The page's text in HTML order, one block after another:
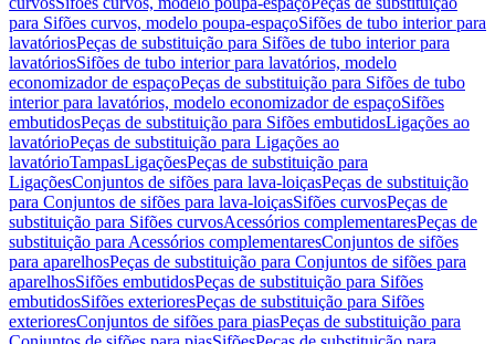
para Sifões curvos, modelo poupa-espaçoSifões de tubo interior para
lavatóriosPeças de substituição para Sifões de tubo interior para
lavatóriosSifões de tubo interior para lavatórios, modelo
economizador de espaçoPeças de substituição para Sifões de tubo
interior para lavatórios, modelo economizador de espaçoSifões
embutidosPeças de substituição para Sifões embutidosLigações ao
lavatórioPeças de substituição para Ligações ao
lavatórioTampasLigaçõesPeças de substituição para
LigaçõesConjuntos de sifões para lava-loiçasPeças de substituição
para Conjuntos de sifões para lava-loiçasSifões curvosPeças de
substituição para Sifões curvosAcessórios complementaresPeças de
substituição para Acessórios complementaresConjuntos de sifões
para aparelhosPeças de substituição para Conjuntos de sifões para
aparelhosSifões embutidosPeças de substituição para Sifões
embutidosSifões exterioresPeças de substituição para Sifões
exterioresConjuntos de sifões para piasPeças de substituição para